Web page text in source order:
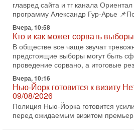
главред сайта и тг канала
программу Александр Гур-Арье
Вчера, 10:58
Кто и как может сорвать
В обществе все чаще звучат
предстоящие выборы могут быть
проведение сорвано, а итоговые
Вчера, 10:16
Нью-Йорк готовится к визиту
09/08/2026
Полиция Нью-Йорка готовится
перед ожидаемым визитом